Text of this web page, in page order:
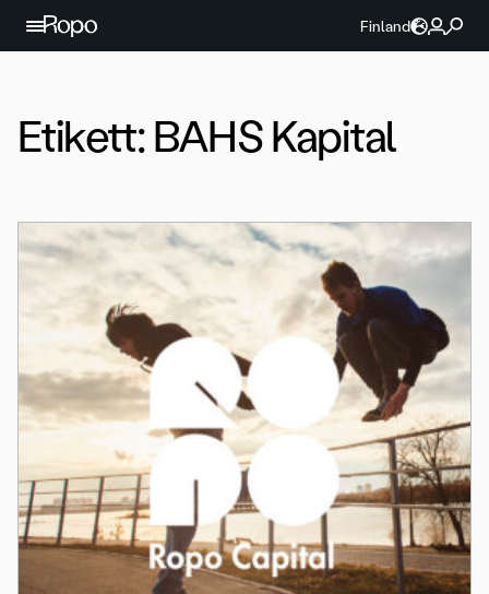
Hoppa till innehållet
Finland
Etikett:BAHS Kapital